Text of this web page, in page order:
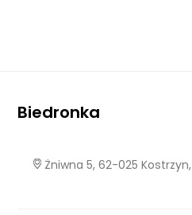
Biedronka
Żniwna 5, 62-025 Kostrzyn,